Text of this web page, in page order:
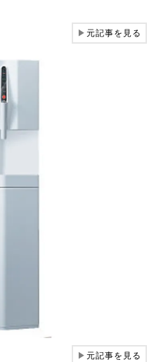
▶元記事を見る
▶元記事を見る